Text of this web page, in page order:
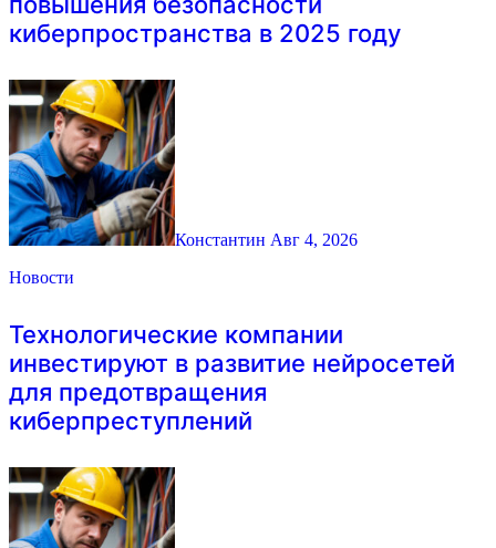
киберпространства в 2025 году
Константин Авг 4, 2026
Новости
Технологические компании
инвестируют в развитие нейросетей
для предотвращения
киберпреступлений